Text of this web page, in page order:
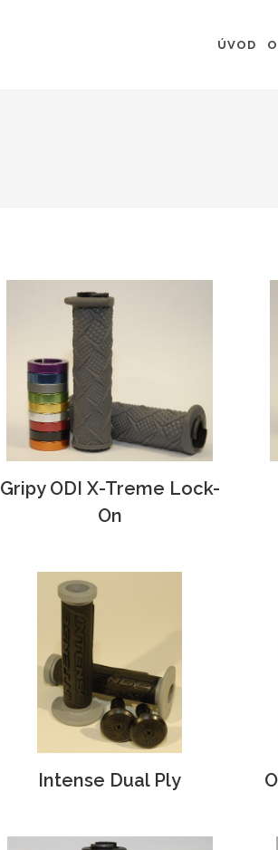
ÚVOD
Gripy ODI X-Treme Lock-
On
Intense Dual Ply